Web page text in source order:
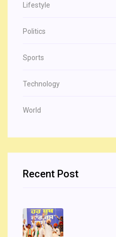
Lifestyle
Politics
Sports
Technology
World
Recent Post